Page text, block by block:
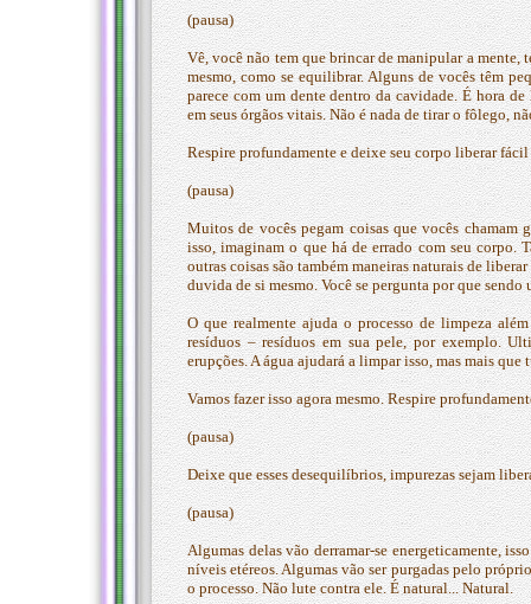
(pausa)
Vê, você não tem que brincar de manipular a mente,
mesmo, como se equilibrar. Alguns de vocês têm
parece com um dente dentro da cavidade. É hora
em seus órgãos vitais. Não é nada de tirar o fôlego,
Respire profundamente e deixe seu corpo liberar
(pausa)
Muitos de vocês pegam coisas que vocês chamam
isso, imaginam o que há de errado com seu corpo.
outras coisas são também maneiras naturais de
duvida de si mesmo. Você se pergunta por que
O que realmente ajuda o processo de limpeza
resíduos – resíduos em sua pele, por exemplo.
erupções. A água ajudará a limpar isso, mas mais
Vamos fazer isso agora mesmo. Respire
(pausa)
Deixe que esses desequilíbrios, impurezas sejam
(pausa)
Algumas delas vão derramar-se energeticamente,
níveis etéreos. Algumas vão ser purgadas pelo
o processo. Não lute contra ele. É natural... Natural.